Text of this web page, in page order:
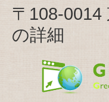
〒108-0014
の詳細